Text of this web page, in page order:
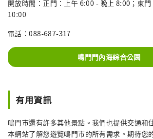
開放時間：正門：上午 6:00 - 晚上 8:00；東
10:00
電話：088-687-317
鳴門門內海綜合公園
有用資訊
鳴門市還有許多其他景點。我們也提供交通和
本網站了解您遊覽鳴門市的所有需求。期待您